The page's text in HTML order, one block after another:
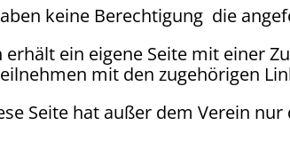
keine Berechtigung die
erhält ein eigene Seite mit einer
mit den zugehörigen
Seite hat außer dem Verein